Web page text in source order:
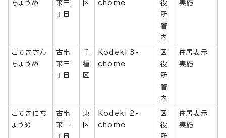
ちょうめ
来三
丁目
区
chōme
役
所
管
内
実施
こできさん
ちょうめ
古出
来三
丁目
千
種
区
Kodeki 3-
chōme
区
役
所
管
内
住居表示
実施
こできにち
ょうめ
古出
来二
丁目
東
区
Kodeki 2-
chōme
区
役
所
住居表示
実施